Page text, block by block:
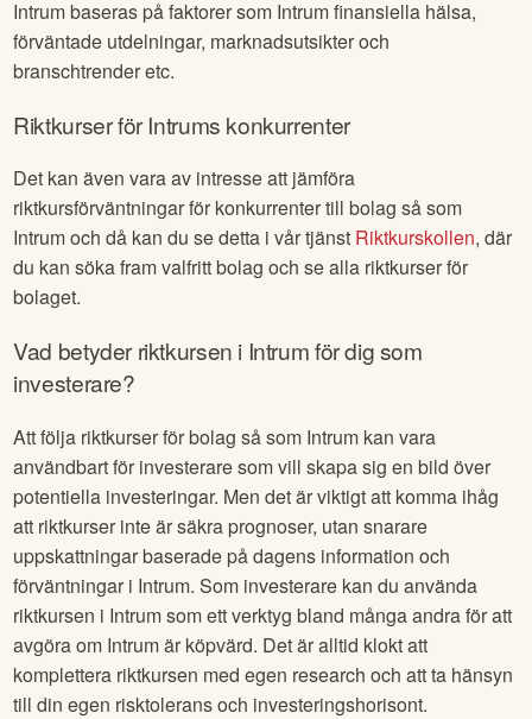
Intrumbaseras på faktorer som Intrumfinansiella hälsa,
förväntade utdelningar, marknadsutsikter och
branschtrender etc.
Riktkurser förIntrums konkurrenter
Det kan även vara av intresse att jämföra
riktkursförväntningar för konkurrenter till bolag så som
Intrumoch då kan du se detta i vår tjänst Riktkurskollen, där
du kan söka fram valfritt bolag och se alla riktkurser för
bolaget.
Vad betyder riktkursen i Intrumför dig som
investerare?
Att följa riktkurser för bolag så som Intrum kan vara
användbart för investerare som vill skapa sig en bild över
potentiella investeringar. Men det är viktigt att komma ihåg
att riktkurser inte är säkra prognoser, utan snarare
uppskattningar baserade på dagens information och
förväntningar i Intrum. Som investerare kan du använda
riktkursen i Intrumsom ett verktyg bland många andra för att
avgöra om Intrumär köpvärd. Det är alltid klokt att
komplettera riktkursen med egen research och att ta hänsyn
till din egen risktolerans och investeringshorisont.